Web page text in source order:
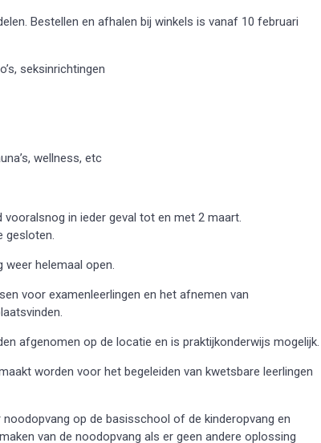
Bestellen en afhalen bij winkels is vanaf 10 februari
seksinrichtingen
wellness, etc
in ieder geval tot en met 2 maart.
gesloten.
helemaal open.
voor examenleerlingen en het afnemen van
afgenomen op de locatie en is praktijkonderwijs mogelijk.
worden voor het begeleiden van kwetsbare leerlingen
noodopvang op de basisschool of de kinderopvang en
van de noodopvang als er geen andere oplossing